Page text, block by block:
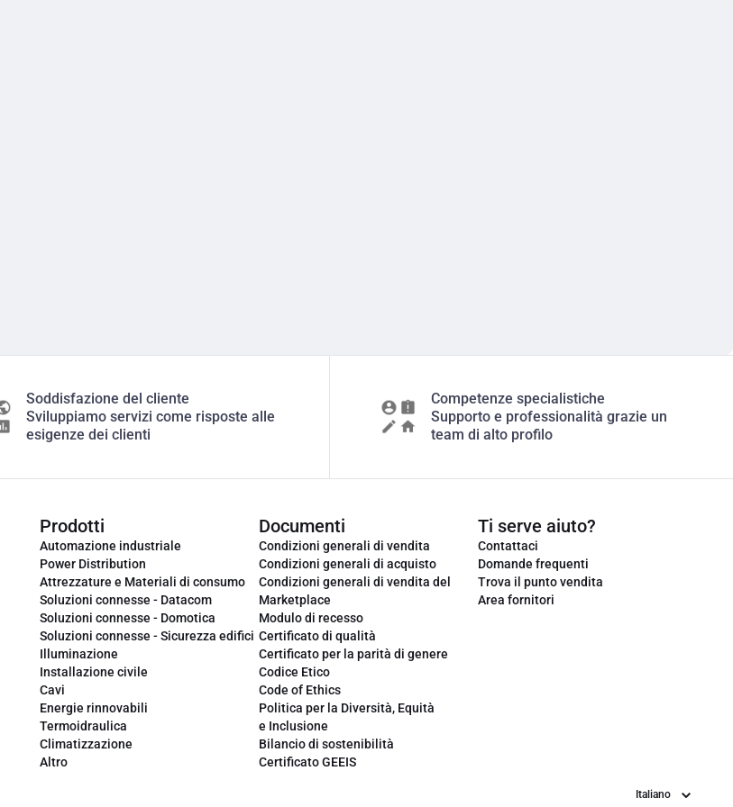
Soddisfazione del cliente
Sviluppiamo servizi come risposte alle
esigenze dei clienti
Competenze specialistiche
Supporto e professionalità grazie un
team di alto profilo
Prodotti
Automazione industriale
Power Distribution
Attrezzature e Materiali di consumo
Soluzioni connesse - Datacom
Soluzioni connesse - Domotica
Soluzioni connesse - Sicurezza edifici
Illuminazione
Installazione civile
Cavi
Energie rinnovabili
Termoidraulica
Climatizzazione
Altro
Documenti
Condizioni generali di vendita
Condizioni generali di acquisto
Condizioni generali di vendita del
Marketplace
Modulo di recesso
Certificato di qualità
Certificato per la parità di genere
Codice Etico
Code of Ethics
Politica per la Diversità, Equità
e Inclusione
Bilancio di sostenibilità
Certificato GEEIS
Ti serve aiuto?
Contattaci
Domande frequenti
Trova il punto vendita
Area fornitori
Lingua